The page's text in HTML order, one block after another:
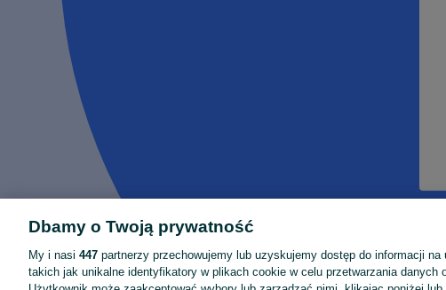
Dbamy o Twoją prywatność
My i nasi 447 partnerzy przechowujemy lub uzyskujemy dostęp do informacji na
takich jak unikalne identyfikatory w plikach cookie w celu przetwarzania danych